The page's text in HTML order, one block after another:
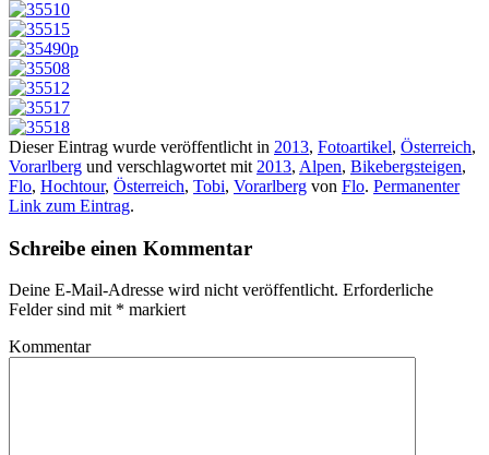
Dieser Eintrag wurde veröffentlicht in 2013, Fotoartikel, Österreich,
Vorarlberg und verschlagwortet mit 2013, Alpen, Bikebergsteigen,
Flo, Hochtour, Österreich, Tobi, Vorarlberg von Flo. Permanenter
Link zum Eintrag.
Schreibe einen Kommentar
Deine E-Mail-Adresse wird nicht veröffentlicht. Erforderliche
Felder sind mit * markiert
Kommentar